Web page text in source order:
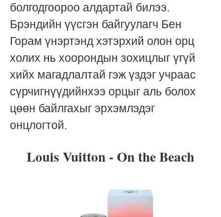
болгодгоороо алдартай билээ.
Брэндийн үүсгэн байгуулагч Бен
Горам үнэртэнд хэтэрхий олон орц
холих нь хоорондын зохицлыг үгүй
хийх магадлалтай гэж үздэг учраас
сүрчигнүүдийнхээ орцыг аль болох
цөөн байлгахыг эрхэмлэдэг
онцлогтой.
Louis Vuitton - On the Beach